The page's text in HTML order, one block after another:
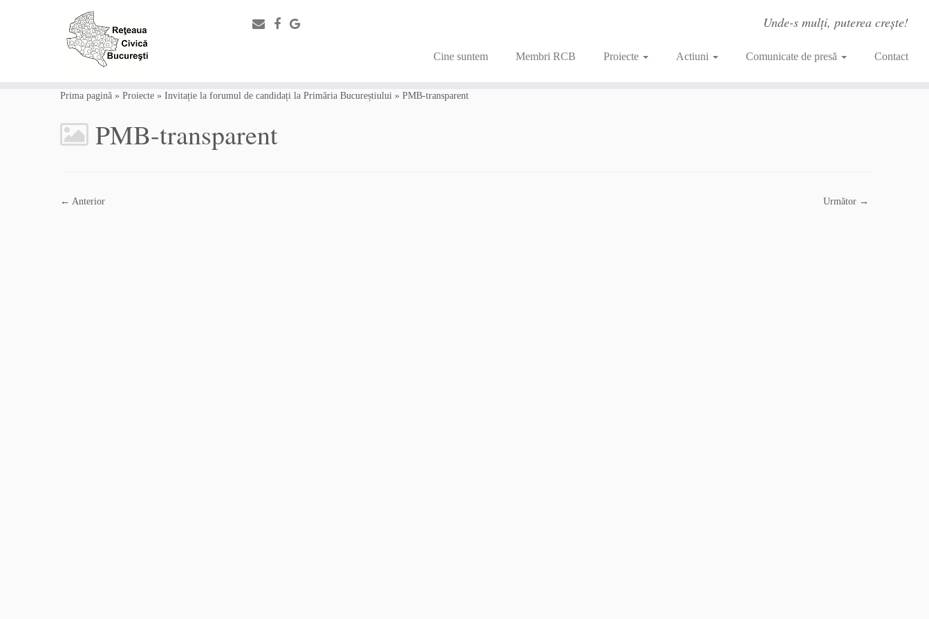
Unde-s mulți, puterea crește!
Cine suntem Membri RCB Proiecte Actiuni Comunicate de presă Contact
Prima pagină » Proiecte » Invitație la forumul de candidați la Primăria Bucureștiului » PMB-transparent
PMB-transparent
← Anterior Următor →